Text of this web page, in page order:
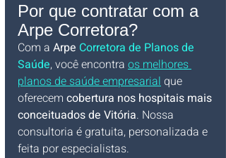
Por que contratar com a
Arpe Corretora?
Com a Arpe Corretora de Planos de
Saúde, você encontra os melhores
planos de saúde empresarial que
oferecem cobertura nos hospitais mais
conceituados de Vitória. Nossa
consultoria é gratuita, personalizada e
feita por especialistas.